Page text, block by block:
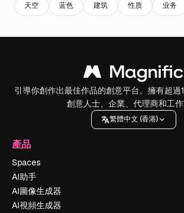
天空 蓝色 建筑 性质 业务
引導你創作出最佳作品的創意平台。擁有超
創意人士、企業、代理商和工作
繁體中文 (香港)
產品
Spaces
AI助手
AI圖像生成器
AI視頻生成器